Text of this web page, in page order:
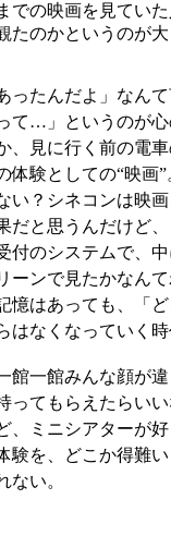
での映画を見てい
たのかというのが大
ったんだよ」なんて
て…」というのが
、見に行く前の電
体験としての“映画
い？シネコンは映
だと思うんだけど
付のシステムで、
ーンで見たかなん
憶はあっても、「
はなくなっていく時
館一館みんな顔が
ってもらえたらい
、ミニシアターが
験を、どこか得難
ない。